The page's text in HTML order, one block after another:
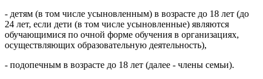
- детям (в том числе усыновленным) в возрасте до 18 лет (до
24 лет, если дети (в том числе усыновленные) являются
обучающимися по очной форме обучения в организациях,
осуществляющих образовательную деятельность),
- подопечным в возрасте до 18 лет (далее - члены семьи).